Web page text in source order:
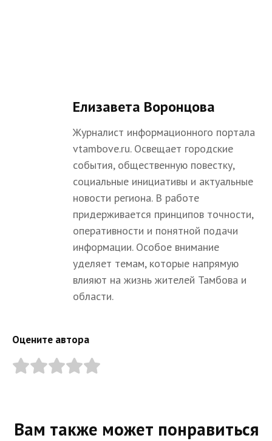
Елизавета Воронцова
Журналист информационного портала
vtambove.ru. Освещает городские
события, общественную повестку,
социальные инициативы и актуальные
новости региона. В работе
придерживается принципов точности,
оперативности и понятной подачи
информации. Особое внимание
уделяет темам, которые напрямую
влияют на жизнь жителей Тамбова и
области.
Оцените автора
Вам также может понравиться